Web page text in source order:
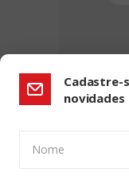
Cadastre-
novidades
Nome